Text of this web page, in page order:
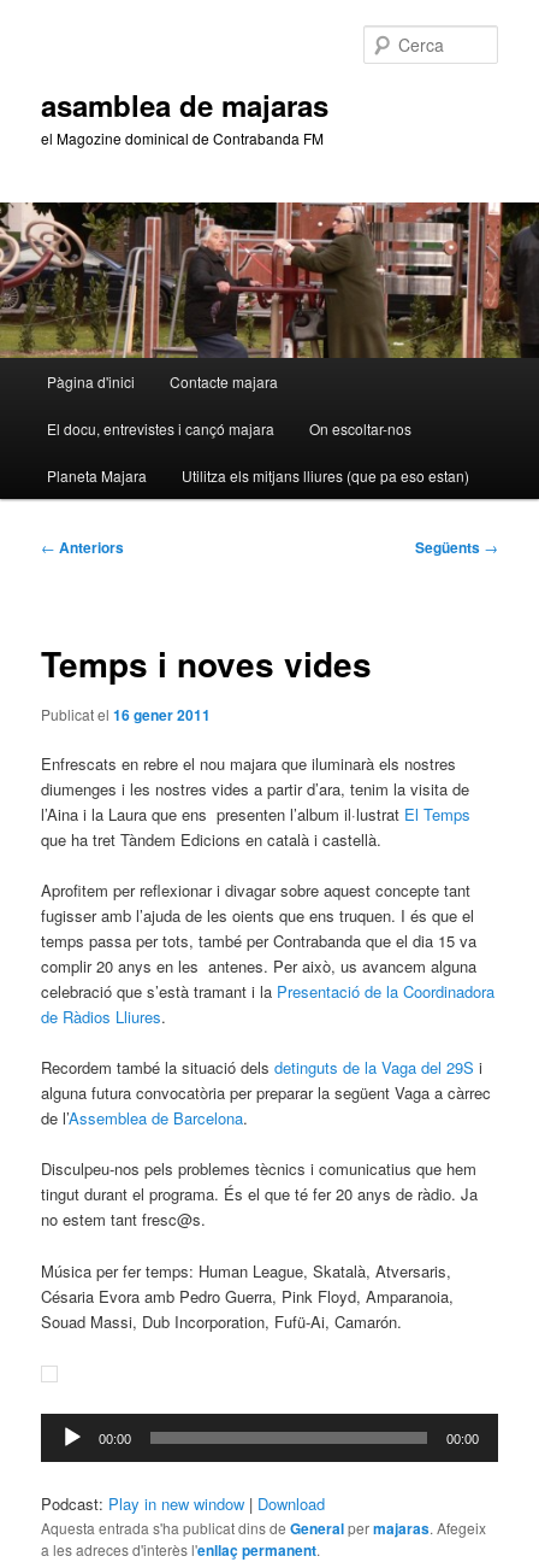
asamblea de majaras
el Magozine dominical de Contrabanda FM
principal
Pàgina d'inici Contacte majara
El docu, entrevistes i cançó majara On escoltar-nos
Planeta Majara Utilitza els mitjans lliures (que pa eso estan)
Navegació
← Anteriors Següents →
Temps i noves vides
Publicat el16 gener 2011
Enfrescats en rebre el nou majara que iluminarà els nostres
diumenges i les nostres vides a partir d’ara, tenim la visita de
l’Aina i la Laura que ens presenten l’album il·lustrat El Temps
que ha tret Tàndem Edicions en català i castellà.
Aprofitem per reflexionar i divagar sobre aquest concepte tant
fugisser amb l’ajuda de les oients que ens truquen. I és que el
temps passa per tots, també per Contrabanda que el dia 15 va
complir 20 anys en les antenes. Per això, us avancem alguna
celebració que s’està tramant i la Presentació de la Coordinadora
de Ràdios Lliures.
Recordem també la situació delsdetinguts de la Vaga del 29S i
alguna futura convocatòria per preparar la següent Vaga a càrrec
de l’Assemblea de Barcelona.
Disculpeu-nos pels problemes tècnics i comunicatius que hem
tingut durant el programa. És el que té fer 20 anys de ràdio. Ja
no estem tant fresc@s.
Música per fer temps: Human League, Skatalà, Atversaris,
Césaria Evora amb Pedro Guerra, Pink Floyd, Amparanoia,
Souad Massi, Dub Incorporation, Fufü-Ai, Camarón.
Reproductor
d'àudio
00:00 00:00
Podcast: Play in new window | Download
Aquesta entrada s'ha publicat dins deGeneralpermajaras. Afegeix
a les adreces d'interès l'enllaç permanent.